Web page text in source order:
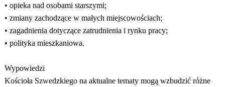
• opieka nad osobami starszymi;
• zmiany zachodzące w małych miejscowościach;
• zagadnienia dotyczące zatrudnienia i rynku pracy;
• polityka mieszkaniowa.
Wypowiedzi
Kościoła Szwedzkiego na aktualne tematy mogą wzbudzić różne